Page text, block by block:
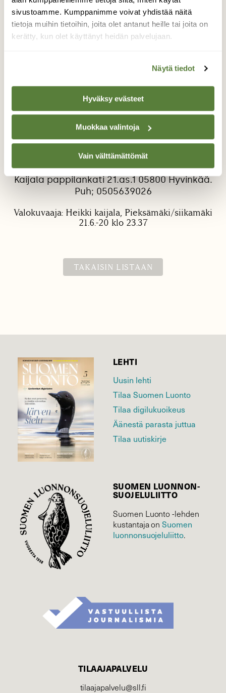
sivustoamme. Kumppanimme voivat yhdistää näitä
tietoja muihin tietoihin, joita olet antanut heille tai joita on
kerätty, kun olet käyttänyt heidän palvelujaan.
Näytä tiedot
Hyväksy evästeet
Muokkaa valintoja
Vain välttämättömät
Ilves
Mökillä pieksämäella ikkunasta otettu kuva
21.6. Klo 23.37. Ilves tarkasteli tovin mökille
päin kun katselimme sitä ikkunasta ja lähti
pikkuhiljaa jolkottelemaan mökkitietämme
eteenpäin. Kuva siis kännykällä otettu josta
syystä laatu vähän huono. Kuvaaja Sirpa
Kaijala pappilankati 21.as.1 05800 Hyvinkää.
Puh; 0505639026
Valokuvaaja: Heikki kaijala, Pieksämäki/siikamäki
21.6.-20 klo 23.37
TAKAISIN LISTAAN
LEHTI
Uusin lehti
Tilaa Suomen Luonto
Tilaa digilukuoikeus
Äänestä parasta juttua
Tilaa uutiskirje
SUOMEN LUONNON­
SUOJELU­LIITTO
Suomen Luonto -lehden
kustantaja onSuomen
luonnonsuojelu­liitto.
TILAAJAPALVELU
tilaajapalvelu@sll.fi